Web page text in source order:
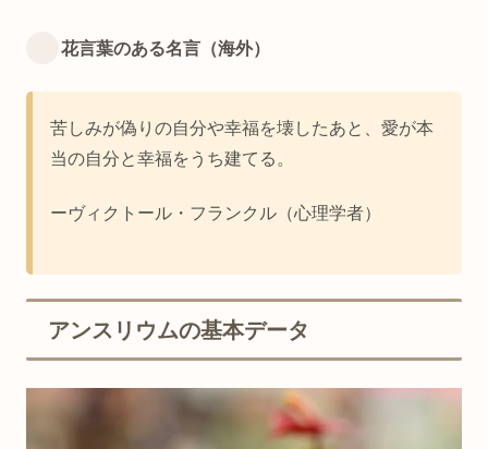
花言葉のある名言（海外）
苦しみが偽りの自分や幸福を壊したあと、愛が本
当の自分と幸福をうち建てる。
ーヴィクトール・フランクル（心理学者）
アンスリウムの基本データ